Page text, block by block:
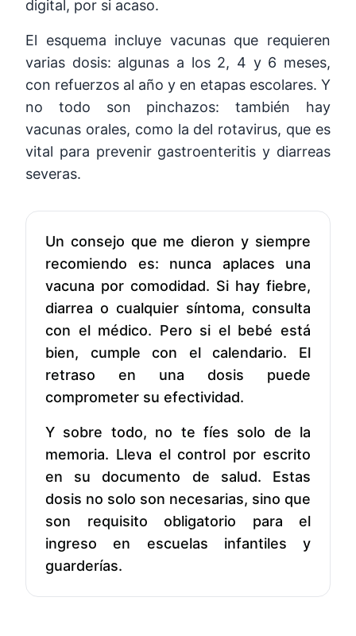
digital, por si acaso.
El esquema incluye vacunas que requieren
varias dosis: algunas a los 2, 4 y 6 meses,
con refuerzos al año y en etapas escolares. Y
no todo son pinchazos: también hay
vacunas orales, como la del rotavirus, que es
vital para prevenir gastroenteritis y diarreas
severas.
Un consejo que me dieron y siempre
recomiendo es: nunca aplaces una
vacuna por comodidad. Si hay fiebre,
diarrea o cualquier síntoma, consulta
con el médico. Pero si el bebé está
bien, cumple con el calendario. El
retraso en una dosis puede
comprometer su efectividad.
Y sobre todo, no te fíes solo de la
memoria. Lleva el control por escrito
en su documento de salud. Estas
dosis no solo son necesarias, sino que
son requisito obligatorio para el
ingreso en escuelas infantiles y
guarderías.